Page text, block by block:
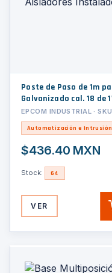
Poste de Paso de 1m
Galvanizado cal. 18 de
EPCOM INDUSTRIAL ·
Automatización e Intrusión
$436.40 MXN
Stock: 64
VER